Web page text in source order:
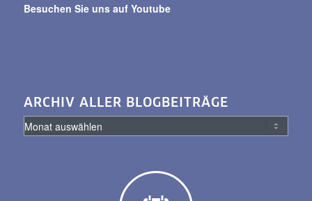
Besuchen Sie uns auf Youtube
ARCHIV ALLER BLOGBEITRÄGE